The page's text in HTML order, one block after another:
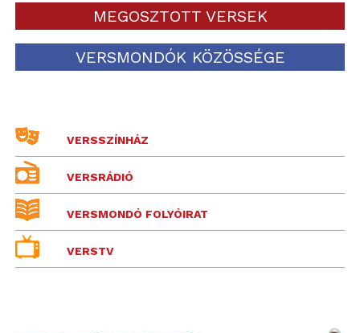
MEGOSZTOTT VERSEK
VERSMONDÓK KÖZÖSSÉGE
VERSSZÍNHÁZ
VERSRÁDIÓ
VERSMONDÓ FOLYÓIRAT
VERSTV